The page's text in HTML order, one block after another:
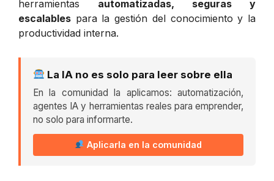
herramientas automatizadas, seguras y
escalables para la gestión del conocimiento y la
productividad interna.
La IA no es solo para leer sobre ella
En la comunidad la aplicamos: automatización,
agentes IA y herramientas reales para emprender,
no solo para informarte.
Aplicarla en la comunidad